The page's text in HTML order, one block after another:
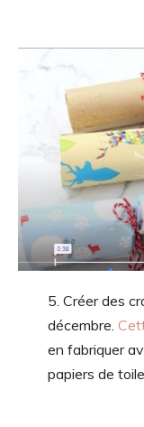
5. Créer des
décembre.
en fabriquer
papiers de